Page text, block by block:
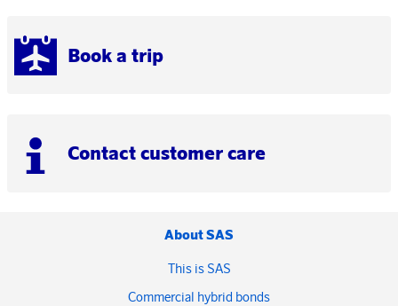
Book a trip
Contact customer care
About SAS
This is SAS
Commercial hybrid bonds